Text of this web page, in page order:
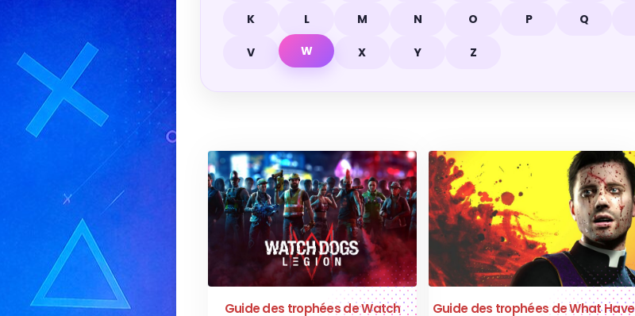
K L M N O P Q
V W X Y Z
Guide des trophées de Watch
Guide des trophées de What Have